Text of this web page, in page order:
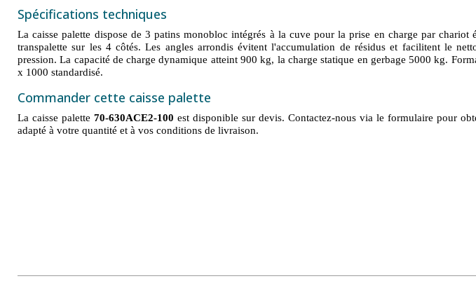
Spécifications techniques
La caisse palette dispose de 3 patins monobloc intégrés à la cuve pour la prise en charge par chariot
transpalette sur les 4 côtés. Les angles arrondis évitent l'accumulation de résidus et facilitent le
pression. La capacité de charge dynamique atteint 900 kg, la charge statique en gerbage 5000 kg.
x 1000 standardisé.
Commander cette caisse palette
La caisse palette70-630ACE2-100 est disponible sur devis. Contactez-nous via le formulaire pour
adapté à votre quantité et à vos conditions de livraison.